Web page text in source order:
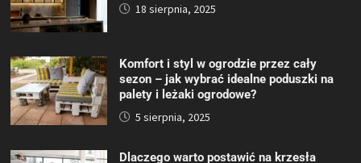
18 sierpnia, 2025
Komfort i styl w ogrodzie przez cały
sezon – jak wybrać idealne poduszki na
palety i leżaki ogrodowe?
5 sierpnia, 2025
Dlaczego warto postawić na krzesła